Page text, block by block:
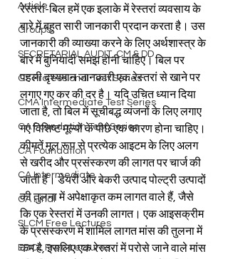
Article
Groups
SECRETARIAL AUDIT, CM & DD
CS Professional Test Series
CMA Intermediate Test Series
CA Foundation Test Series
CA Foundation
CA Intermediate
CA Final
SLCM Free Lectures
EBCL Free Lectures
रेस्तरां-बिल हमें एक इलाके में रेस्तरां व्यवसाय के
बारे में बहुत सारी जानकारी प्रदान करता है। उस
जानकारी की व्याख्या करने के लिए अर्थशास्त्र के
बारे में बुनियादी समझ होनी चाहिए। बिल पर
पहली दृश्यमान जानकारी एक रेस्तरां से खाने पर
लगाए गए कर की दर है। यदि उचित ध्यान दिया
जाता है, तो बिल में सूचीबद्ध व्यंजनों के लिए लगाए
गए विशिष्ट मूल्यों के पीछे एक कारण होना चाहिए।
कीमतें मूल रूप से प्रत्येक आइटम के लिए अलग
से खरीद और प्रसंस्करण की लागत पर चार्ज की
जाती हैं। डेयरी और बेकरी उत्पाद पोल्ट्री उत्पादों
की तुलना में अपेक्षाकृत कम लागत वाले हैं, जैसे
कि एक रेस्तरां में उनकी लागत। एक आइसक्रीम
के प्रसंस्करण में शामिल लागत मांस की तुलना में
कम है, इसलिए एक रेस्तरां में परोसे जाने वाले मांस